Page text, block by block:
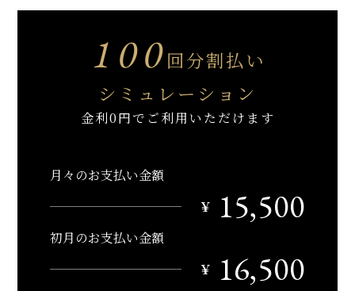
100回分割払い
シミュレーション
金利0円でご利用いただけます
月々のお支払い金額
￥
15,500
初月のお支払い金額
￥
16,500